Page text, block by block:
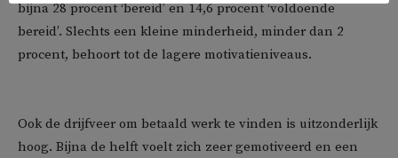
bijna 28 procent ‘bereid’ en 14,6 procent ‘voldoende
bereid’. Slechts een kleine minderheid, minder dan 2
procent, behoort tot de lagere motivatieniveaus.
Ook de drijfveer om betaald werk te vinden is uitzonderlijk
hoog. Bijna de helft voelt zich zeer gemotiveerd en een